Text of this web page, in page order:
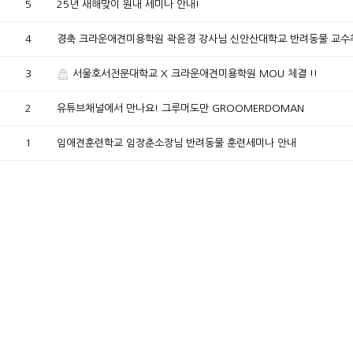
5 25년 새해맞이 원내 세미나 안내!
4 경축 크라운애견미용학원 곽윤경 강사님 신안산대학교 반려동물 교수
3 서울호서전문대학교 X 크라운애견미용학원 MOU 체결 !!
2 유튜브채널에서 만나요! 그루머도만 GROOMERDOMAN
1 임애견훈련학교 임장춘소장님 반려동물 훈련세미나 안내